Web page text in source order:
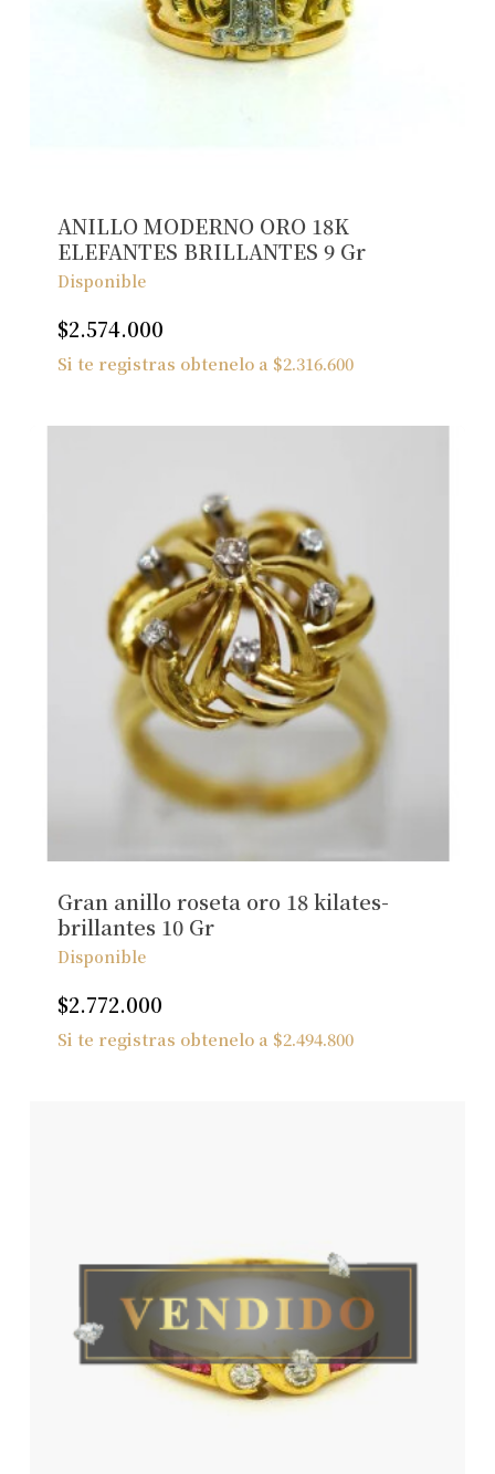
No hay productos en el carrito.
ANILLO MODERNO ORO 18K
ELEFANTES BRILLANTES 9 Gr
Disponible
$2.574.000
Si te registras obtenelo a $2.316.600
Gran anillo roseta oro 18 kilates-
brillantes 10 Gr
Disponible
$2.772.000
Si te registras obtenelo a $2.494.800